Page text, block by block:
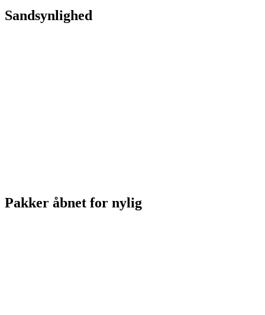
Sandsynlighed
Pakker åbnet for nylig